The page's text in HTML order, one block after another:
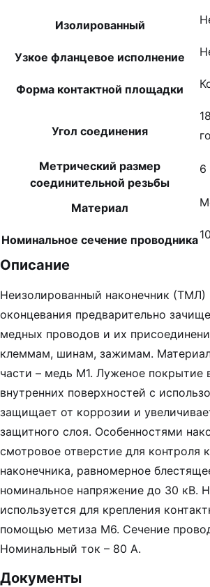
Изолированный
Узкое фланцевое исполнение
Форма контактной площадки
Угол соединения
Метрический размер
соединительной резьбы
6
Материал
Номинальное сечение проводника
Описание
Неизолированный наконечник (ТМЛ)
оконцевания предварительно
медных проводов и их
клеммам, шинам, зажимам.
части – медь М1. Луженое покрытие
внутренних поверхностей с
защищает от коррозии и
защитного слоя. Особенностями
смотровое отверстие для контроля
наконечника, равномерное
номинальное напряжение до 30 кВ.
используется для крепления
помощью метиза М6. Сечение
Номинальный ток – 80 А.
Документы